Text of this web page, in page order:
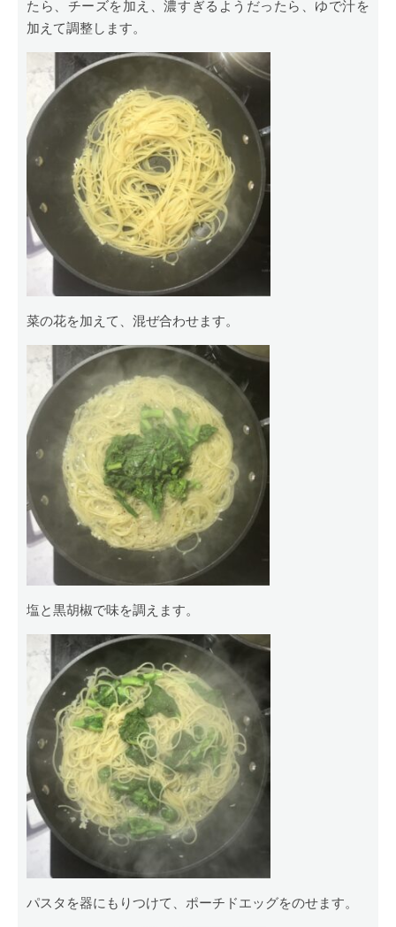
たら、チーズを加え、濃すぎるようだったら、ゆで汁を
加えて調整します。
菜の花を加えて、混ぜ合わせます。
塩と黒胡椒で味を調えます。
パスタを器にもりつけて、ポーチドエッグをのせます。